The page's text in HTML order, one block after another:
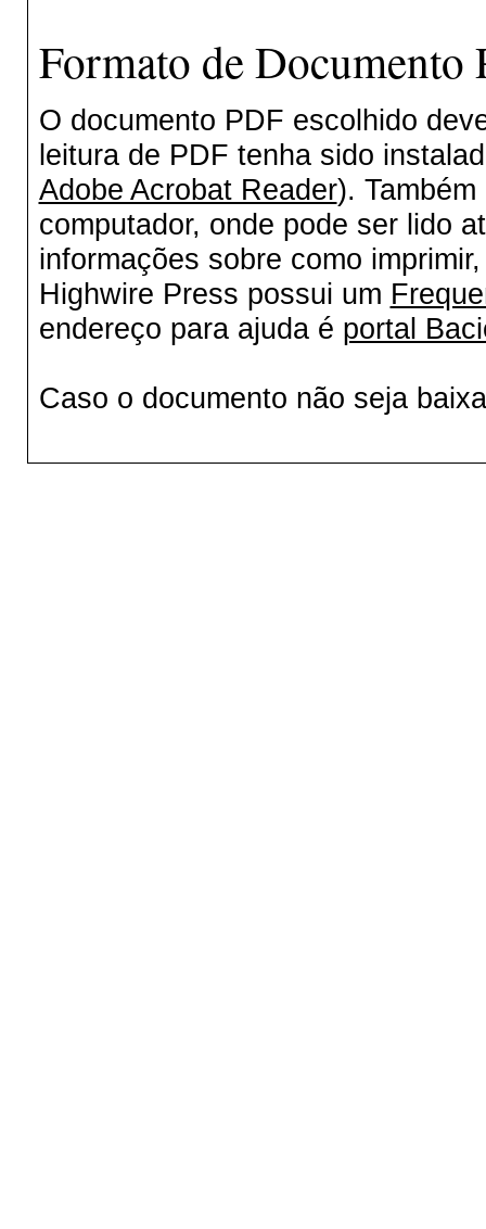
Formato de
O documento PDF escolhido
leitura de PDF tenha sido
Adobe Acrobat Reader).
computador, onde pode ser lido
informações sobre como
Highwire Press possui um
endereço para ajuda é portal
Caso o documento não seja